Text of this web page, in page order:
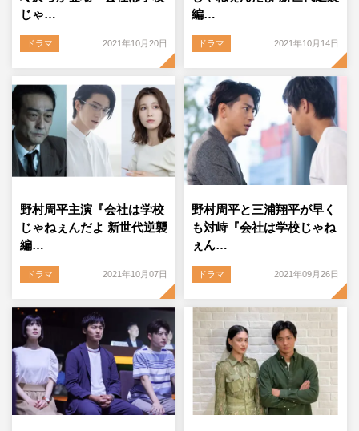
じゃ…
ドラマ 2021年10月20日
編…
ドラマ 2021年10月14日
野村周平主演『会社は学校
じゃねぇんだよ 新世代逆襲
編…
ドラマ 2021年10月07日
野村周平と三浦翔平が早く
も対峙『会社は学校じゃね
ぇん…
ドラマ 2021年09月26日